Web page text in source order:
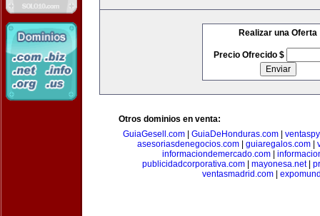
Realizar una Oferta
Precio Ofrecido $
Otros dominios en venta:
GuiaGesell.com| GuiaDeHonduras.com|
asesoriasdenegocios.com
guiaregalos.com
informaciondemercado.com|
publicidadcorporativa.com
mayonesa.net|
ventasmadrid.com